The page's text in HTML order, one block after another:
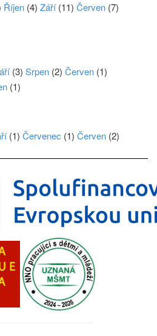
Říjen (4) Září(11) Červen (7)
(3) Srpen (2) Červen (1)
(1)
(1) Červenec (1) Červen (2)